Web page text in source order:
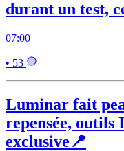
durant un test,
07:00
• 53
Luminar fait
repensée, outils
exclusive📍